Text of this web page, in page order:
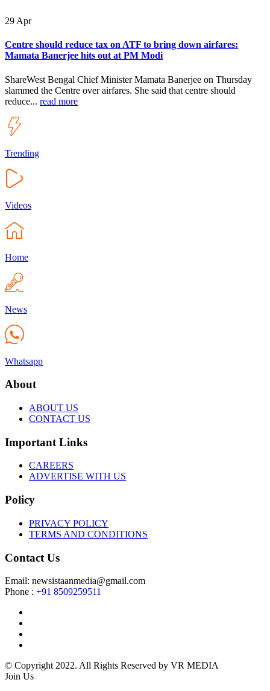
29 Apr
Centre should reduce tax on ATF to bring down airfares:
Mamata Banerjee hits out at PM Modi
ShareWest Bengal Chief Minister Mamata Banerjee on Thursday
slammed the Centre over airfares. She said that centre should
reduce... read more
Trending
Videos
Home
News
Whatsapp
About
ABOUT US
CONTACT US
Important Links
CAREERS
ADVERTISE WITH US
Policy
PRIVACY POLICY
TERMS AND CONDITIONS
Contact Us
Email: newsistaanmedia@gmail.com
Phone : +91 8509259511
© Copyright 2022. All Rights Reserved by VR MEDIA
Join Us